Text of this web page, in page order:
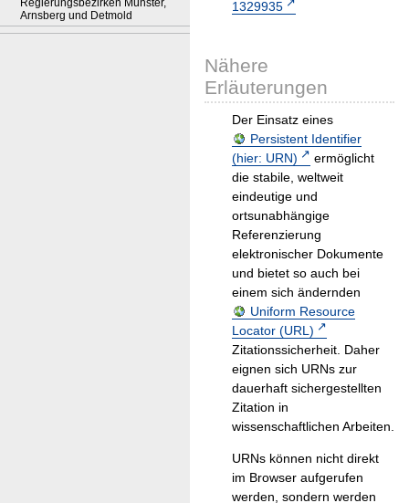
Regierungsbezirken Münster,
Arnsberg und Detmold
1329935
Nähere
Erläuterungen
Der Einsatz eines
Persistent Identifier
(hier: URN)
ermöglicht
die stabile, weltweit
eindeutige und
ortsunabhängige
Referenzierung
elektronischer Dokumente
und bietet so auch bei
einem sich ändernden
Uniform Resource
Locator (URL)
Zitationssicherheit. Daher
eignen sich URNs zur
dauerhaft sichergestellten
Zitation in
wissenschaftlichen Arbeiten.
URNs können nicht direkt
im Browser aufgerufen
werden, sondern werden